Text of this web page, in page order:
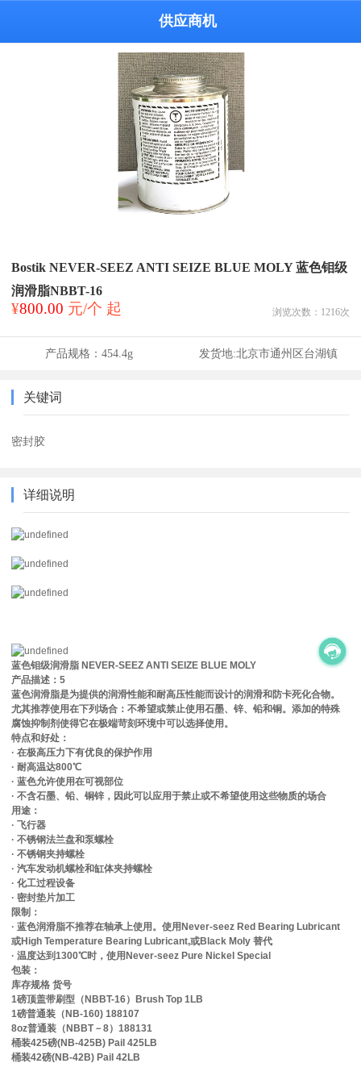
供应商机
Bostik NEVER-SEEZ ANTI SEIZE BLUE MOLY 蓝色钼级
润滑脂NBBT-16
¥800.00 元/个 起 浏览次数： 1216次
产品规格：454.4g 发货地:北京市通州区台湖镇
关键词
密封胶
详细说明
蓝色钼级润滑脂 NEVER-SEEZ ANTI SEIZE BLUE MOLY
产品描述：5
蓝色润滑脂是为提供的润滑性能和耐高压性能而设计的润滑和防卡死化合物。
尤其推荐使用在下列场合：不希望或禁止使用石墨、锌、铅和铜。添加的特殊
腐蚀抑制剂使得它在极端苛刻环境中可以选择使用。
特点和好处：
· 在极高压力下有优良的保护作用
· 耐高温达800℃
· 蓝色允许使用在可视部位
· 不含石墨、铅、铜锌，因此可以应用于禁止或不希望使用这些物质的场合
用途：
· 飞行器
· 不锈钢法兰盘和泵螺栓
· 不锈钢夹持螺栓
· 汽车发动机螺栓和缸体夹持螺栓
· 化工过程设备
· 密封垫片加工
限制：
· 蓝色润滑脂不推荐在轴承上使用。使用Never-seez Red Bearing Lubricant
或High Temperature Bearing Lubricant,或Black Moly 替代
· 温度达到1300℃时，使用Never-seez Pure Nickel Special
包装：
库存规格 货号
1磅顶盖带刷型（NBBT-16）Brush Top 1LB
1磅普通装（NB-160) 188107
8oz普通装（NBBT－8）188131
桶装425磅(NB-425B) Pail 425LB
桶装42磅(NB-42B) Pail 42LB